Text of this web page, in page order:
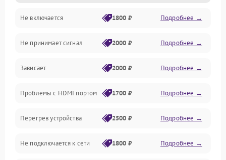
Программное обеспечение
ПО
Оптика
Механические повреждения
Управление
Не включается 1800 ₽ Подробнее →
Не принимает сигнал 2000 ₽ Подробнее →
Зависает 2000 ₽ Подробнее →
Проблемы с HDMI портом 1700 ₽ Подробнее →
Перегрев устройства 2500 ₽ Подробнее →
Не подключается к сети 1800 ₽ Подробнее →